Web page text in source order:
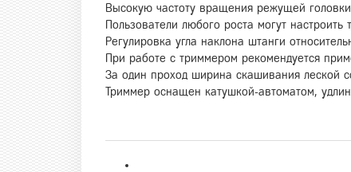
Высокую частоту вращения режущей
Пользователи любого роста могут
Регулировка угла наклона штанги
При работе с триммером рекомендуется
За один проход ширина скашивания леской
Триммер оснащен катушкой-автоматом,